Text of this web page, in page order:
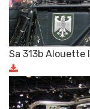
Sa 313b Alouette